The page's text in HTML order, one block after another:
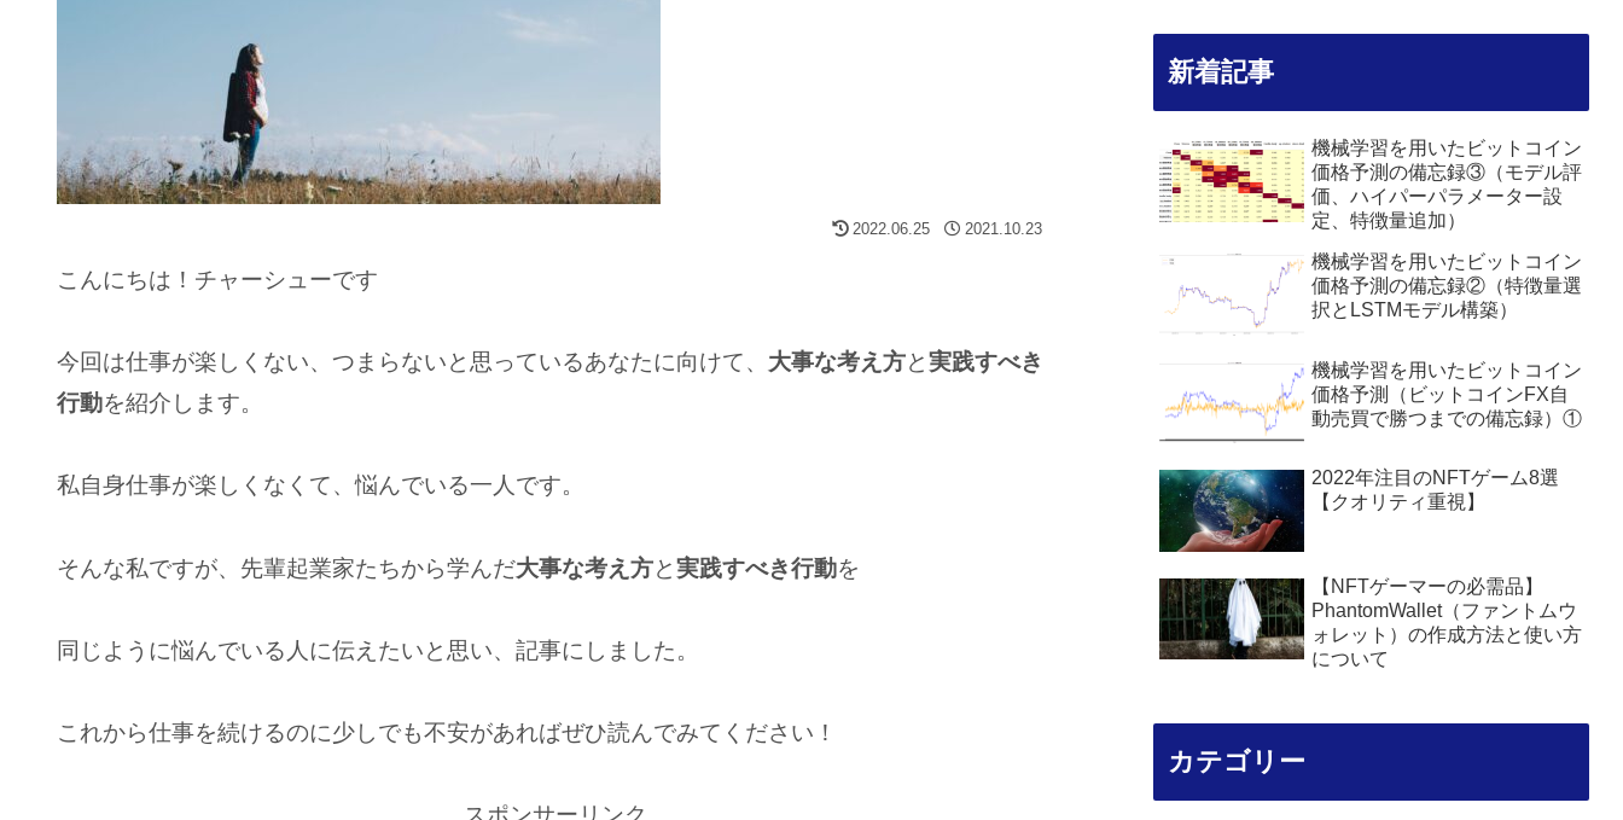
2022.06.25 2021.10.23
こんにちは！チャーシューです
今回は仕事が楽しくない、つまらないと思っているあなたに向けて、 大事な考え方と実践すべき
行動を紹介します。
私自身仕事が楽しくなくて、悩んでいる一人です。
そんな私ですが、先輩起業家たちから学んだ大事な考え方と実践すべき行動を
同じように悩んでいる人に伝えたいと思い、記事にしました。
これから仕事を続けるのに少しでも不安があればぜひ読んでみてください！
スポンサーリンク
新着記事
機械学習を用いたビットコイン
価格予測の備忘録③（モデル評
価、ハイパーパラメーター設
定、特徴量追加）
機械学習を用いたビットコイン
価格予測の備忘録②（特徴量選
択とLSTMモデル構築）
機械学習を用いたビットコイン
価格予測（ビットコインFX自
動売買で勝つまでの備忘録）①
2022年注目のNFTゲーム8選
【クオリティ重視】
【NFTゲーマーの必需品】
PhantomWallet（ファントムウ
ォレット）の作成方法と使い方
について
カテゴリー